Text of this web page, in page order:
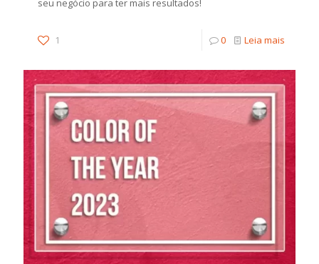
seu negócio para ter mais resultados!
1 0 Leia mais